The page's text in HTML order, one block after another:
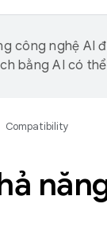
công nghệ AI
bằng AI có
Compatibility